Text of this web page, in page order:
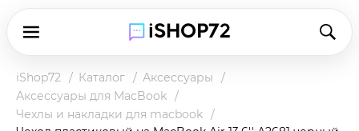
iShop72 Каталог
Аксессуары
Аксессуары для MacBook
Чехлы и накладки для macbook